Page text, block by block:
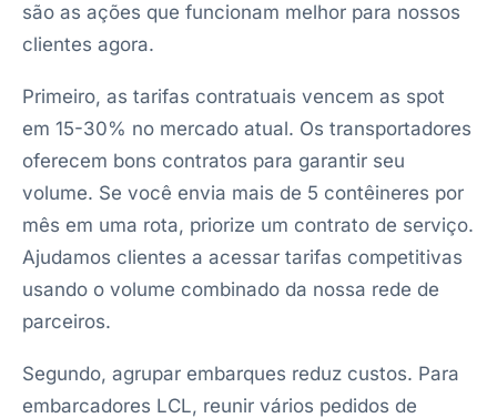
são as ações que funcionam melhor para nossos
clientes agora.
Primeiro, as tarifas contratuais vencem as spot
em 15-30% no mercado atual. Os transportadores
oferecem bons contratos para garantir seu
volume. Se você envia mais de 5 contêineres por
mês em uma rota, priorize um contrato de serviço.
Ajudamos clientes a acessar tarifas competitivas
usando o volume combinado da nossa rede de
parceiros.
Segundo, agrupar embarques reduz custos. Para
embarcadores LCL, reunir vários pedidos de